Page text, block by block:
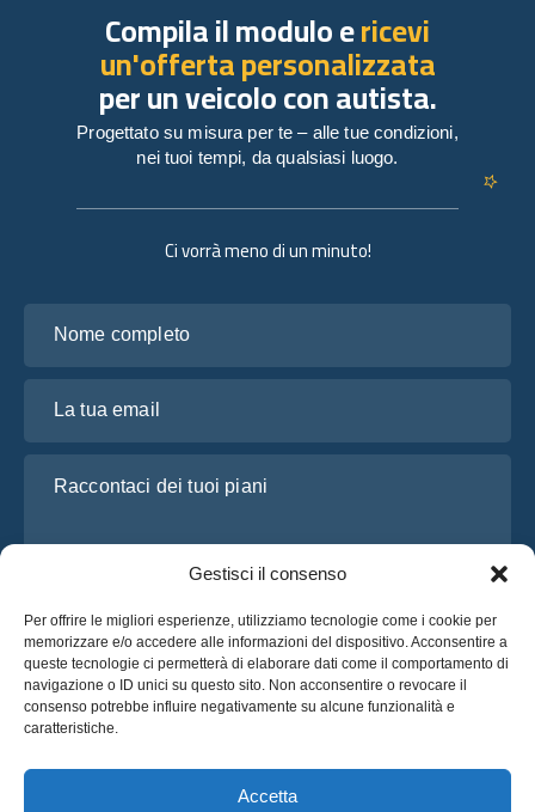
Gestisci il consenso
Per offrire le migliori esperienze, utilizziamo tecnologie come i cookie per
memorizzare e/o accedere alle informazioni del dispositivo. Acconsentire a
queste tecnologie ci permetterà di elaborare dati come il comportamento di
navigazione o ID unici su questo sito. Non acconsentire o revocare il
consenso potrebbe influire negativamente su alcune funzionalità e
caratteristiche.
Accetta
Ci vorrà meno di un minuto!
Ho letto e accetto l’Informativa sulla privacydi OsaBus
Richiedi un preventivo
Richiedi un preventivo
Compila il modulo ericevi
un'offerta personalizzata
per un veicolo con autista.
Progettato su misura per te – alle tue condizioni,
nei tuoi tempi, da qualsiasi luogo.